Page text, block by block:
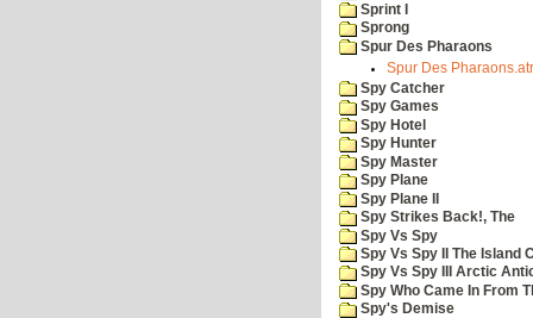
Sprint I
Sprong
Spur Des Pharaons
Spur Des Pharaons.atr
Spy Catcher
Spy Games
Spy Hotel
Spy Hunter
Spy Master
Spy Plane
Spy Plane II
Spy Strikes Back!, The
Spy Vs Spy
Spy Vs Spy II The Island
Spy Vs Spy III Arctic
Spy Who Came In From
Spy's Demise